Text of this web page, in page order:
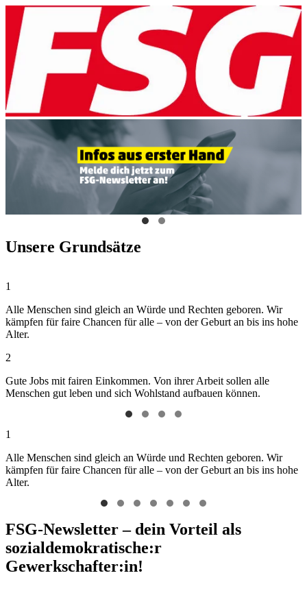
Unsere Grundsätze
1
Alle Menschen sind gleich an Würde und Rechten geboren. Wir
kämpfen für faire Chancen für alle – von der Geburt an bis ins hohe
Alter.
2
Gute Jobs mit fairen Einkommen. Von ihrer Arbeit sollen alle
Menschen gut leben und sich Wohlstand aufbauen können.
1
Alle Menschen sind gleich an Würde und Rechten geboren. Wir
kämpfen für faire Chancen für alle – von der Geburt an bis ins hohe
Alter.
FSG-Newsletter – dein Vorteil als
sozialdemokratische:r
Gewerkschafter:in!